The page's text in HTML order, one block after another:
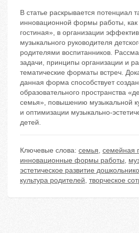
В статье раскрывается потенциал
инновационной формы работы,
гостиная», в организации
музыкального руководителя
родителями воспитанников.
задачи, принципы организации и
тематические форматы встреч.
данная форма способствует
образовательного пространства
семья», повышению музыкальной
и оптимизации музыкально-
детей.
Ключевые слова: семья, семейная
инновационные формы работы,
эстетическое развитие
культура родителей, творческое